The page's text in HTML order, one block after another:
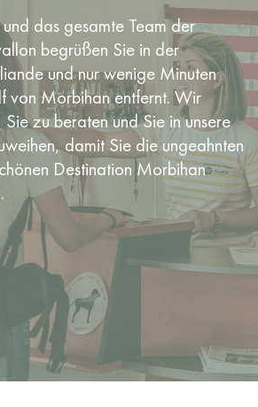
das gesamte Team der
begrüßen Sie in der
und nur wenige Minuten
von Morbihan entfernt. Wir
zu beraten und Sie in unsere
damit Sie die ungeahnten
Destination Morbihan